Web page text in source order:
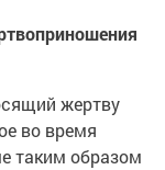
жертву
во время
таким образом